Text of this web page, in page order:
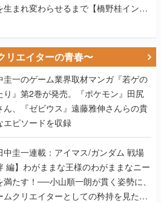
生まれ変わらせるまで【橋野桂インタ
リエイターの青春〜
圭一のゲーム業界取材マンガ『若ゲの
り』第2巻が発売。『ポケモン』田尻
ん、『ゼビウス』遠藤雅伸さんらの貴
エピソードを収録
中圭一連載：アイマス/ガンダム 戦場
編】わがままな王様のわがままなニー
満たす！──小山順一朗が貫く姿勢に、
ムクリエイターとしての矜持を見た